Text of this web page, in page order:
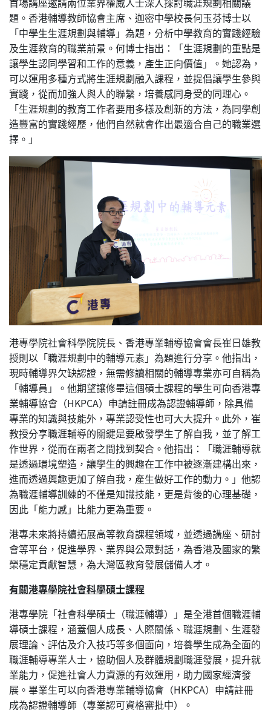
題。香港輔導教師協會主席、迦密中學校長何玉芬博士以
「中學生生涯規劃與輔導」為題，分析中學教育的實踐經驗
及生涯教育的職業前景。何博士指出：「生涯規劃的重點是
讓學生認同學習和工作的意義，產生正向價值」。她認為，
可以運用多種方式將生涯規劃融入課程，並提倡讓學生參與
實踐，從而加強人與人的聯繫，培養感同身受的同理心。
「生涯規劃的教育工作者要用多樣及創新的方法，為同學創
造豐富的實踐經歷，他們自然就會作出最適合自己的職業選
擇。」
港專學院社會科學院院長、香港專業輔導協會會長崔日雄教
授則以「職涯規劃中的輔導元素」為題進行分享。他指出，
現時輔導界欠缺認證，無需修讀相關的輔導專業亦可自稱為
「輔導員」。他期望讓修畢這個碩士課程的學生可向香港專
業輔導協會（HKPCA）申請註冊成為認證輔導師，除具備
專業的知識與技能外，專業認受性也可大大提升。此外，崔
教授分享職涯輔導的關鍵是要啟發學生了解自我，並了解工
作世界，從而在兩者之間找到契合。他指出：「職涯輔導就
是透過環境塑造，讓學生的興趣在工作中被逐漸建構出來，
進而透過興趣更加了解自我，產生做好工作的動力。」他認
為職涯輔導訓練的不僅是知識技能，更是背後的心理基礎，
因此「能力感」比能力更為重要。
港專未來將持續拓展高等教育課程領域，並透過講座、研討
會等平台，促進學界、業界與公眾對話，為香港及國家的繁
榮穩定貢獻智慧，為大灣區教育發展儲備人才。
有關港專學院社會科學碩士課程
港專學院「社會科學碩士（職涯輔導）」是全港首個職涯輔
導碩士課程，涵蓋個人成長、人際關係、職涯規劃、生涯發
展理論、評估及介入技巧等多個面向，培養學生成為全面的
職涯輔導專業人士，協助個人及群體規劃職涯發展，提升就
業能力，促進社會人力資源的有效運用，助力國家經濟發
展。畢業生可以向香港專業輔導協會（HKPCA）申請註冊
成為認證輔導師（專業認可資格審批中）。